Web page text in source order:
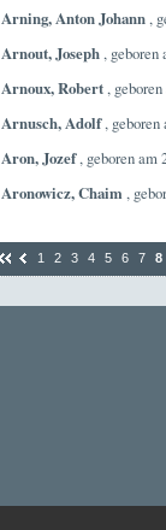
Arning, Anton Johann,
Arnout, Joseph, geboren
Arnoux, Robert,
Arnusch, Adolf, geboren
Aron, Jozef, geboren am
Aronowicz, Chaim,
1 2 3 4 5 6 7 8